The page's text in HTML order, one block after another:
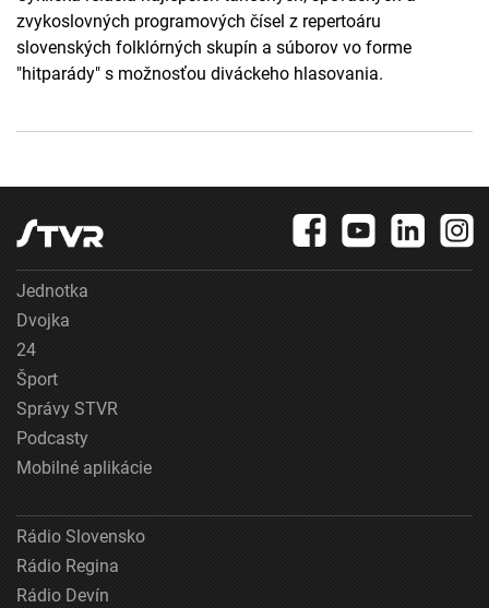
zvykoslovných programových čísel z repertoáru
slovenských folklórných skupín a súborov vo forme
"hitparády" s možnosťou diváckeho hlasovania.
Jednotka
Dvojka
24
Šport
Správy STVR
Podcasty
Mobilné aplikácie
Rádio Slovensko
Rádio Regina
Rádio Devín